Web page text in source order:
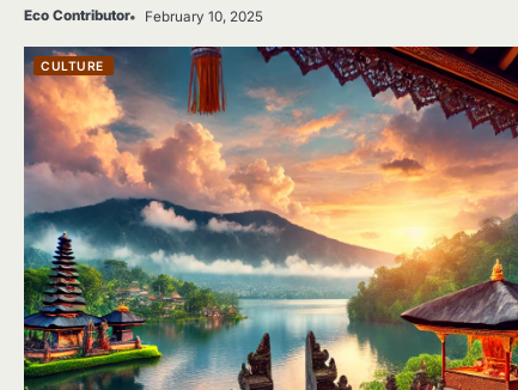
Eco Contributor February 10, 2025
CULTURE